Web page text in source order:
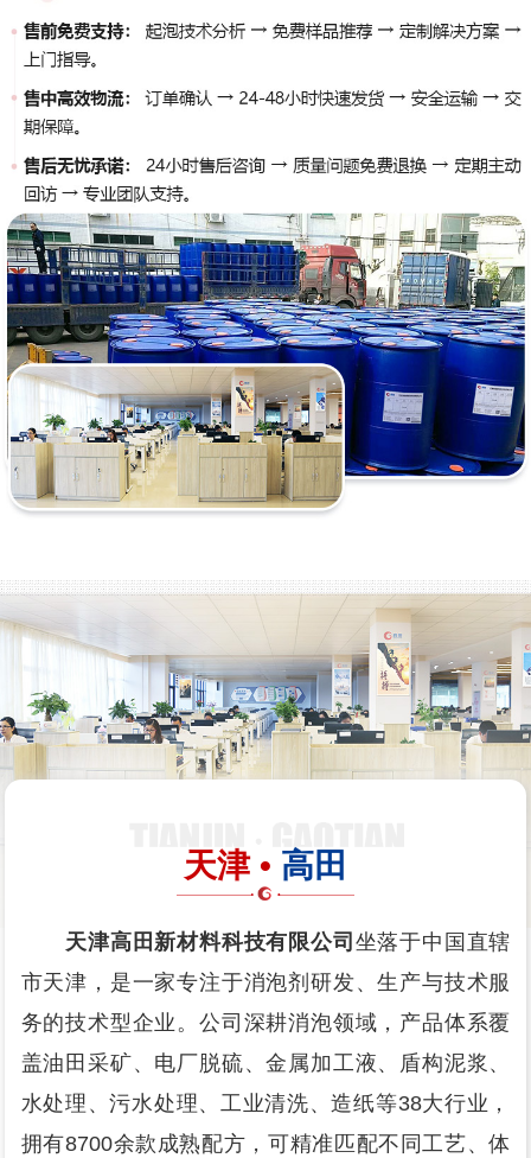
天津 • 高田
天津高田新材料科技有限公司 坐落于中国直辖
市天津，是一家专注于消泡剂研发、生产与技术服
务的技术型企业。公司深耕消泡领域，产品体系覆
盖油田采矿、电厂脱硫、金属加工液、盾构泥浆、
水处理、污水处理、工业清洗、造纸等38大行业，
拥有8700余款成熟配方，可精准匹配不同工艺、体